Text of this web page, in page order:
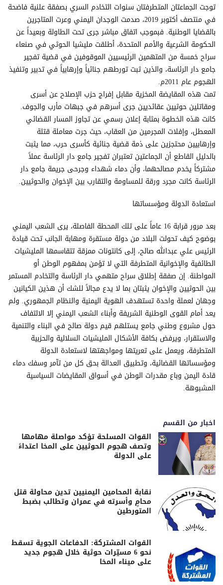
توجت الجماعتان المتطرفتان سنوات التخادم السري بصفقة علنية فاضحة
في منتصف أكتوبر 2019، صدمت الوجدان اليمني وعرت المتاجرين
بالقضايا الوطنية. فبموجب اتفاق مباشر جرى تحت الطاولة وبعيداً عن
الحكومة الشرعية والأمم المتحدة، أطلقت مليشيا الحوثي في صنعاء
سراح خمسة من المتهمين الرئيسيين الموقوفين في قضية تفجير
جامع دار الرئاسة، والذين ثبت تورطهم جنائياً وإرهابياً في تدبير وتنفيذ
الهجوم عام 2011م.
تمت هذه المقايضة المخزية مقابل إفراج حزب الإصلاح عن أسرى
ومقاتلين حوثيين عقائديين جرى أسرهم في جبهات مأرب والجوف.
كانت هذه الخطوة بمثابة إعلان رسمي عن تجاوز المسار القضائي
المعطل، وإفلات المجرمين من العقاب، حيث جرت معاملة قتلة
وإرهابيين محتجزين على ذمة قضية جنائية كأسرى حرب، مما يثبت
بالدليل القاطع أن الجماعتين تعتبران تفجير جامع دار الرئاسة عملاً
مشتركاً يخدم مصالحهما، وأن دماء شهداء وجرحى جريمة جامع دار
الرئاسة كانت مجرد ورقة للمساومة والتقارب بين الإخوان والحوثيين.
استعادة الدولة ومؤسساتها
بعد مرور قرابة 16 عاماً على تلك المحطة الفاصلة، يرى الشعب اليمني
بوضوح كيف تحولت البلاد من دولة مستقرة ومهابة الجانب تحت قيادة
الرئيس علي عبدالله صالح، إلى كانتونات ممزقة تتقاسمها المليشيات
الطائفية والإخوانية المتطرفة التي لا تؤمن بمفهوم الوطن أو
المواطنة. إن صفقة إطلاق سراح متهمي دار الرئاسة والتخادم المستمر
بين الحوثيين والإخوان يثبتان بما لا يدع مجالاً للشك أن هذين الكيانين
وجهان لعملة واحدة تستهدف الهوية اليمنية والنظام الجمهوري. ولم
يعد أمام القوى الوطنية الشريفة وأبناء الشعب اليمني إلا الالتفاف
حول مشروع وطني جامع يستلهم قيم دولة صالح في البناء والتنمية
والاستقرار، ويرفض بكافة الأشكال المليشيات السلالية والحزبية
المتطرفة، ويعمل على تعريتها ومواجهتها لاستعادة الدولة
ومؤسساتها القضائية، وتطبيق العدالة بحق كل من تآمر وسفك دماء
قادة اليمن وباع مقدرات الوطن في أسواق المقايضات السياسية
المشبوهة.
اخبار من القسم
القوات المسلحة تؤكد مواصلة مهامها
وتصف هجوم الحوثيين على المخا اعتداءً
على الدولة
نقابة المحامين اليمنيين تدين محاولة قتل
محامٍ وأسرته في عمران وتطالب بضبط
المتورطين
القوات المشتركة: الدفاعات الجوية تسقط
نحو 6 مسيّرات حوثية خلال هجوم جديد
على ميناء المخا